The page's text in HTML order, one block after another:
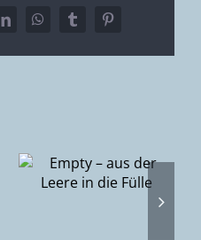
LinkedInWhatsAppTumblrPinterest
die Suche
nach Gott